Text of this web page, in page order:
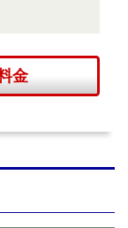
金